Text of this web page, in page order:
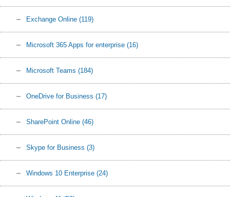
Exchange Online (119)
Microsoft 365 Apps for enterprise (16)
Microsoft Teams (184)
OneDrive for Business (17)
SharePoint Online (46)
Skype for Business (3)
Windows 10 Enterprise (24)